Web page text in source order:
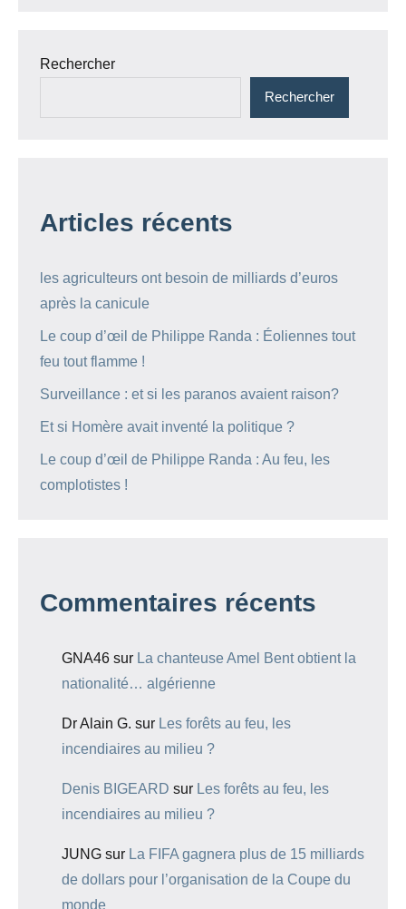
Rechercher
Rechercher
Articles récents
les agriculteurs ont besoin de milliards d’euros
après la canicule
Le coup d’œil de Philippe Randa : Éoliennes tout
feu tout flamme !
Surveillance : et si les paranos avaient raison?
Et si Homère avait inventé la politique ?
Le coup d’œil de Philippe Randa : Au feu, les
complotistes !
Commentaires récents
GNA46 sur La chanteuse Amel Bent obtient la
nationalité… algérienne
Dr Alain G. sur Les forêts au feu, les
incendiaires au milieu ?
Denis BIGEARD sur Les forêts au feu, les
incendiaires au milieu ?
JUNG sur La FIFA gagnera plus de 15 milliards
de dollars pour l’organisation de la Coupe du
monde